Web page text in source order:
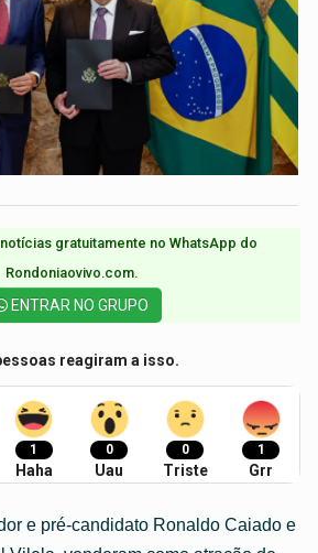
gratuitamente no WhatsApp do
Rondoniaovivo.com.​
ENTRAR NO GRUPO
reagiram a isso.
1
Haha
0
Uau
0
Triste
1
Grr
e pré-candidato Ronaldo Caiado e